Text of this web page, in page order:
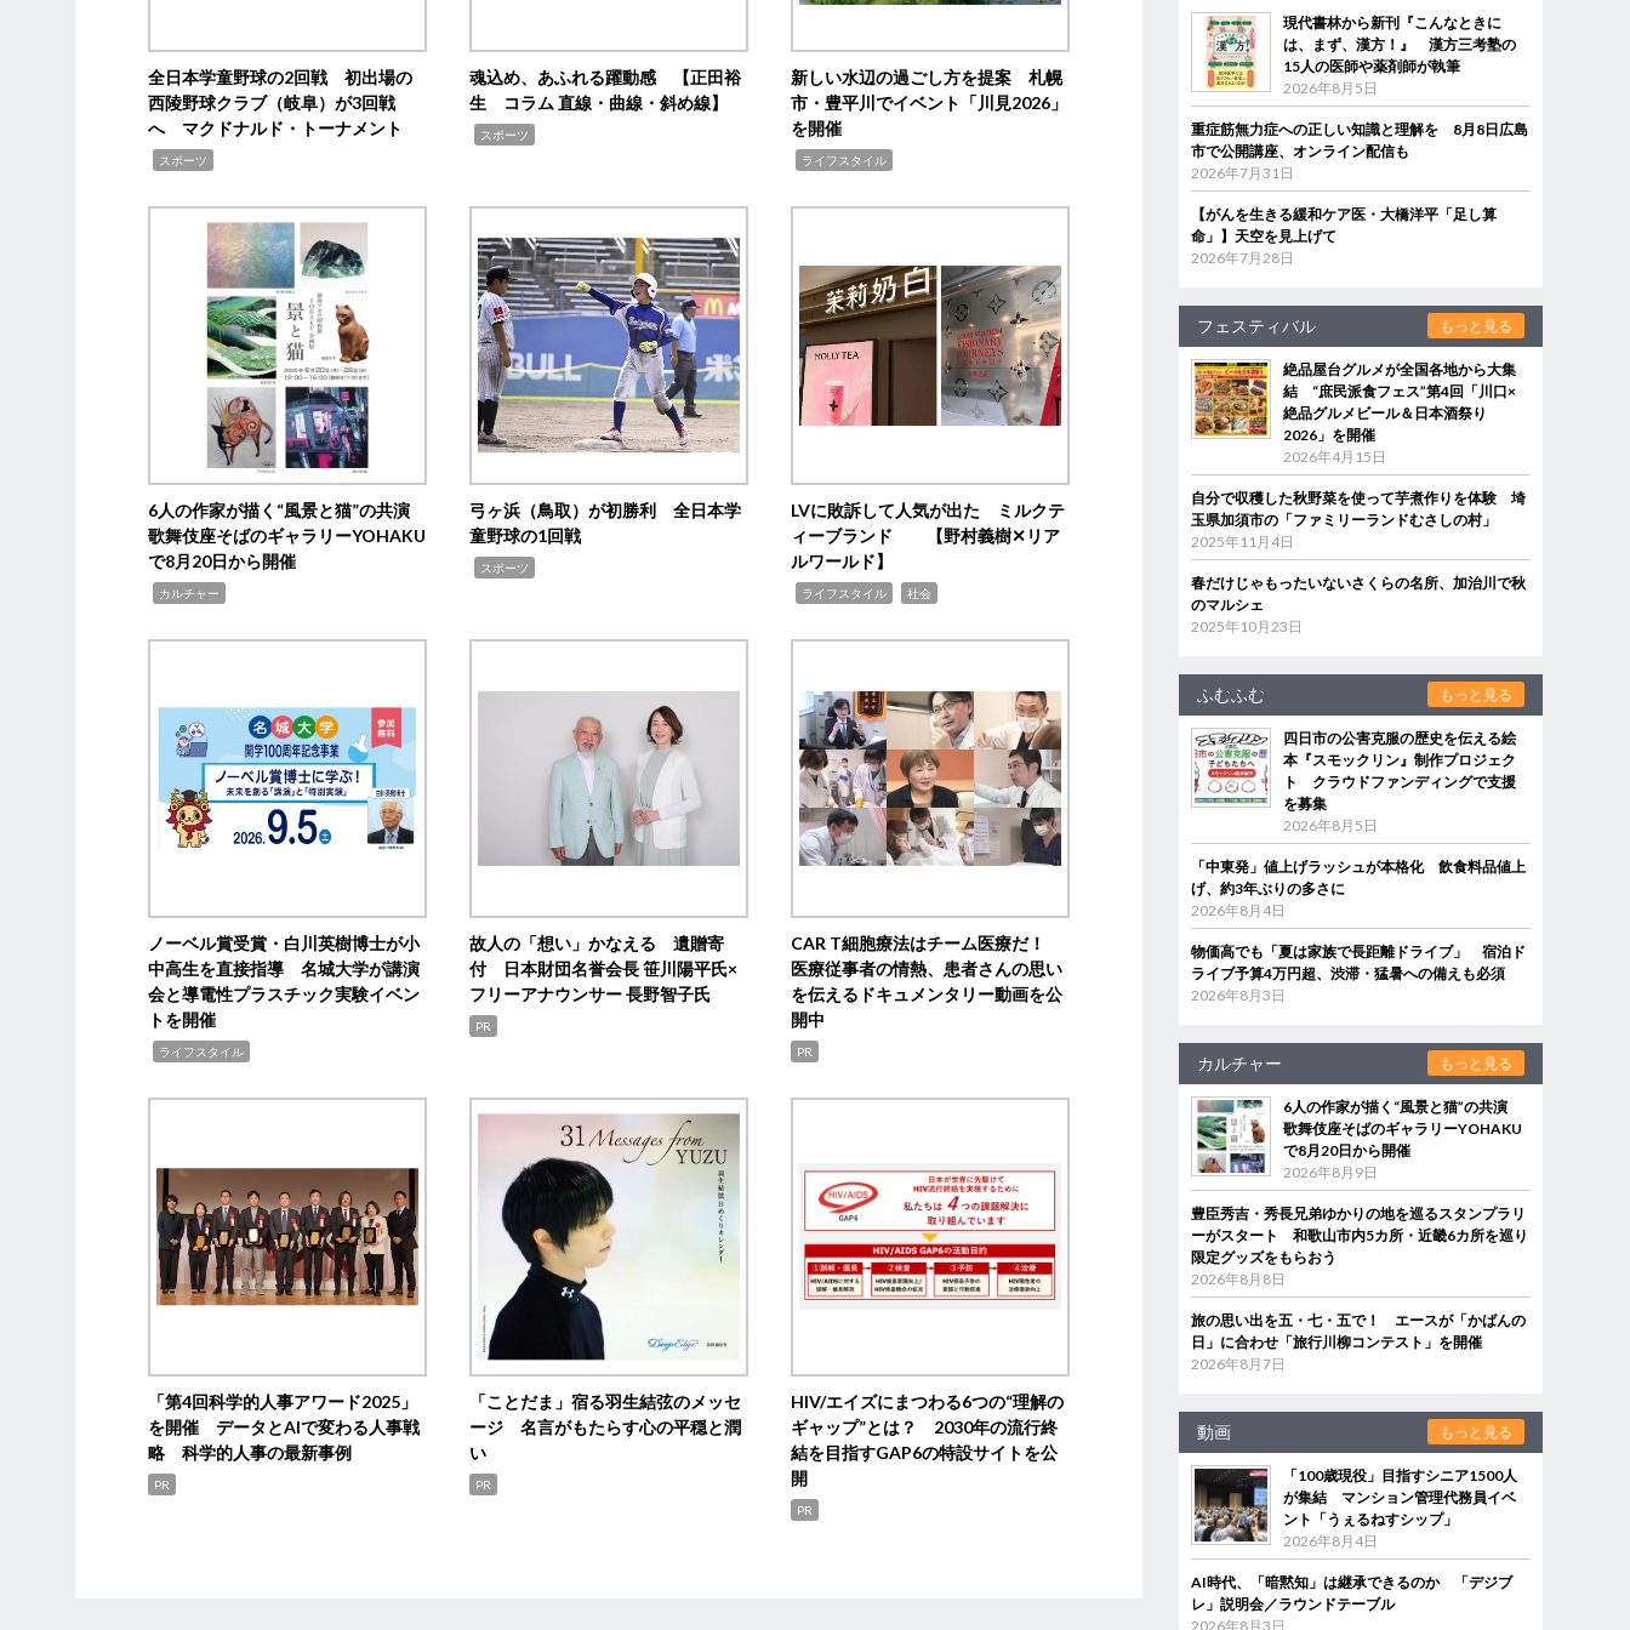
全日本学童野球の2回戦 初出場の
西陵野球クラブ（岐阜）が3回戦
へ マクドナルド・トーナメント
スポーツ
魂込め、あふれる躍動感 【正田裕
生 コラム 直線・曲線・斜め線】
スポーツ
新しい水辺の過ごし方を提案 札幌
市・豊平川でイベント「川見2026」
を開催
ライフスタイル
6人の作家が描く“風景と猫”の共演
歌舞伎座そばのギャラリーYOHAKU
で8月20日から開催
カルチャー
弓ヶ浜（鳥取）が初勝利 全日本学
童野球の1回戦
スポーツ
LVに敗訴して人気が出た ミルクテ
ィーブランド 【野村義樹✕リア
ルワールド】
ライフスタイル 社会
ノーベル賞受賞・白川英樹博士が小
中高生を直接指導 名城大学が講演
会と導電性プラスチック実験イベン
トを開催
ライフスタイル
故人の「想い」かなえる 遺贈寄
付 日本財団名誉会長 笹川陽平氏×
フリーアナウンサー 長野智子氏
PR
CAR T細胞療法はチーム医療だ！
医療従事者の情熱、患者さんの思い
を伝えるドキュメンタリー動画を公
開中
PR
「第4回科学的人事アワード2025」
を開催 データとAIで変わる人事戦
略 科学的人事の最新事例
PR
「ことだま」宿る羽生結弦のメッセ
ージ 名言がもたらす心の平穏と潤
い
PR
HIV/エイズにまつわる6つの“理解の
ギャップ”とは？ 2030年の流行終
結を目指すGAP6の特設サイトを公
開
PR
現代書林から新刊『こんなときに
は、まず、漢方！』 漢方三考塾の
15人の医師や薬剤師が執筆
2026年8月5日
重症筋無力症への正しい知識と理解を 8月8日広島
市で公開講座、オンライン配信も
2026年7月31日
【がんを生きる緩和ケア医・大橋洋平「足し算
命」】天空を見上げて
2026年7月28日
フェスティバル もっと見る
絶品屋台グルメが全国各地から大集
結 “庶民派食フェス”第4回「川口×
絶品グルメビール＆日本酒祭り
2026」を開催
2026年4月15日
自分で収穫した秋野菜を使って芋煮作りを体験 埼
玉県加須市の「ファミリーランドむさしの村」
2025年11月4日
春だけじゃもったいないさくらの名所、加治川で秋
のマルシェ
2025年10月23日
ふむふむ もっと見る
四日市の公害克服の歴史を伝える絵
本『スモックリン』制作プロジェク
ト クラウドファンディングで支援
を募集
2026年8月5日
「中東発」値上げラッシュが本格化 飲食料品値上
げ、約3年ぶりの多さに
2026年8月4日
物価高でも「夏は家族で長距離ドライブ」 宿泊ド
ライブ予算4万円超、渋滞・猛暑への備えも必須
2026年8月3日
カルチャー もっと見る
6人の作家が描く“風景と猫”の共演
歌舞伎座そばのギャラリーYOHAKU
で8月20日から開催
2026年8月9日
豊臣秀吉・秀長兄弟ゆかりの地を巡るスタンプラリ
ーがスタート 和歌山市内5カ所・近畿6カ所を巡り
限定グッズをもらおう
2026年8月8日
旅の思い出を五・七・五で！ エースが「かばんの
日」に合わせ「旅行川柳コンテスト」を開催
2026年8月7日
動画 もっと見る
「100歳現役」目指すシニア1500人
が集結 マンション管理代務員イベ
ント「うぇるねすシップ」
2026年8月4日
AI時代、「暗黙知」は継承できるのか 「デジブ
レ」説明会／ラウンドテーブル
2026年8月3日